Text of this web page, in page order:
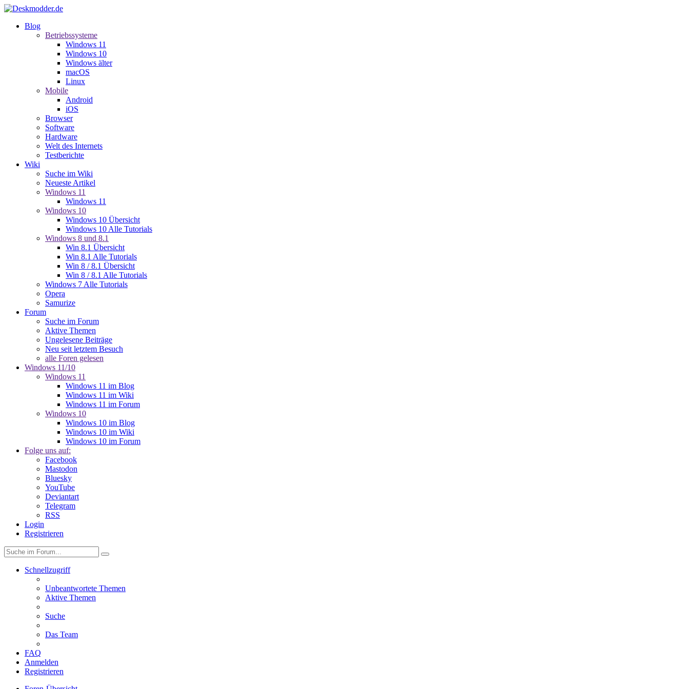
Blog
Betriebssysteme
Windows 11
Windows 10
Windows älter
macOS
Linux
Mobile
Android
iOS
Browser
Software
Hardware
Welt des Internets
Testberichte
Wiki
Suche im Wiki
Neueste Artikel
Windows 11
Windows 11
Windows 10
Windows 10 Übersicht
Windows 10 Alle Tutorials
Windows 8 und 8.1
Win 8.1 Übersicht
Win 8.1 Alle Tutorials
Win 8 / 8.1 Übersicht
Win 8 / 8.1 Alle Tutorials
Windows 7 Alle Tutorials
Opera
Samurize
Forum
Suche im Forum
Aktive Themen
Ungelesene Beiträge
Neu seit letztem Besuch
alle Foren gelesen
Windows 11/10
Windows 11
Windows 11 im Blog
Windows 11 im Wiki
Windows 11 im Forum
Windows 10
Windows 10 im Blog
Windows 10 im Wiki
Windows 10 im Forum
Folge uns auf:
Facebook
Mastodon
Bluesky
YouTube
Deviantart
Telegram
RSS
Login
Registrieren
Schnellzugriff
Unbeantwortete Themen
Aktive Themen
Suche
Das Team
FAQ
Anmelden
Registrieren